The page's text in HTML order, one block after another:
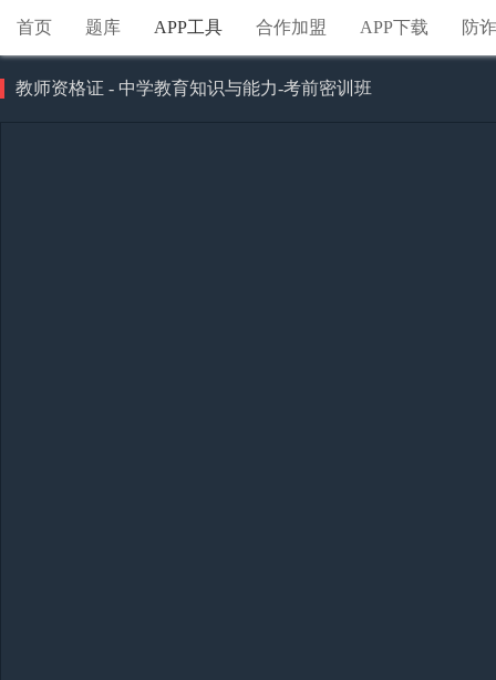
首页 题库 APP工具 合作加盟 APP下载 防
教师资格证 - 中学教育知识与能力-考前密训班